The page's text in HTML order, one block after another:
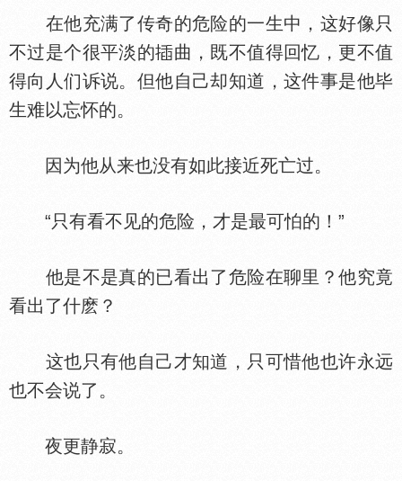
在他充满了传奇的危险的一生中，这好像只
不过是个很平淡的
曲，既不值得回忆，更不值
得向人们诉说。但他自己却知道，这件事是他毕
生难以忘怀的。
因为他从来也没有如此接近死亡过。
“只有看不见的危险，才是最可怕的！”
他是不是真的已看出了危险在聊里？他究竟
看出了什麽？
这也只有他自己才知道，只可惜他也许永远
也不会说了。
夜更静寂。